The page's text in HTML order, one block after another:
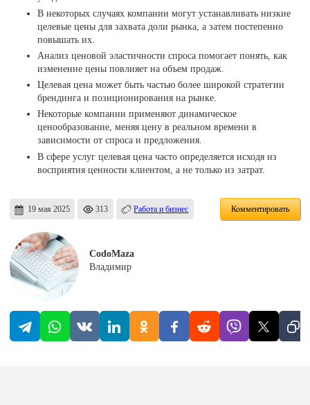
В некоторых случаях компании могут устанавливать низкие
целевые цены для захвата доли рынка, а затем постепенно
повышать их.
Анализ ценовой эластичности спроса помогает понять, как
изменение цены повлияет на объем продаж.
Целевая цена может быть частью более широкой стратегии
брендинга и позиционирования на рынке.
Некоторые компании применяют динамическое
ценообразование, меняя цену в реальном времени в
зависимости от спроса и предложения.
В сфере услуг целевая цена часто определяется исходя из
восприятия ценности клиентом, а не только из затрат.
19 мая 2025 313 Работа и бизнес Комментировать
CodoMaza
Владимир